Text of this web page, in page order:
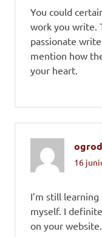
You could
work you write.
passionate
mention how
your heart.
16
I’m still
myself. I
on your